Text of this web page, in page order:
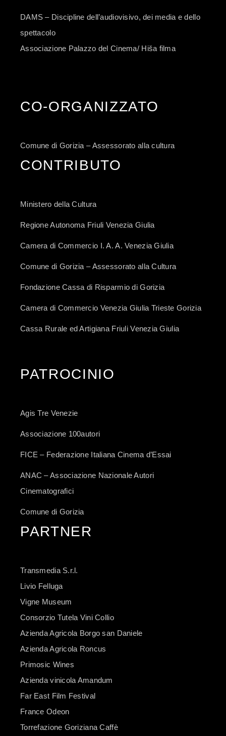
DAMS – Discipline dell’audiovisivo, dei media e dello
spettacolo
Associazione Palazzo del Cinema/ Hiša filma
CO-ORGANIZZATO
Comune di Gorizia – Assessorato alla cultura
CONTRIBUTO
Ministero della Cultura
Regione Autonoma Friuli Venezia Giulia
Camera di Commercio I. A. A. Venezia Giulia
Comune di Gorizia – Assessorato alla Cultura
Fondazione Cassa di Risparmio di Gorizia
Camera di Commercio Venezia Giulia Trieste Gorizia
Cassa Rurale ed Artigiana Friuli Venezia Giulia
PATROCINIO
Agis Tre Venezie
Associazione 100autori
FICE – Federazione Italiana Cinema d’Essai
ANAC – Associazione Nazionale Autori
Cinematografici
Comune di Gorizia
PARTNER
Transmedia S.r.l.
Livio Felluga
Vigne Museum
Consorzio Tutela Vini Collio
Azienda Agricola Borgo san Daniele
Azienda Agricola Roncus
Primosic Wines
Azienda vinicola Amandum
Far East Film Festival
France Odeon
Torrefazione Goriziana Caffè